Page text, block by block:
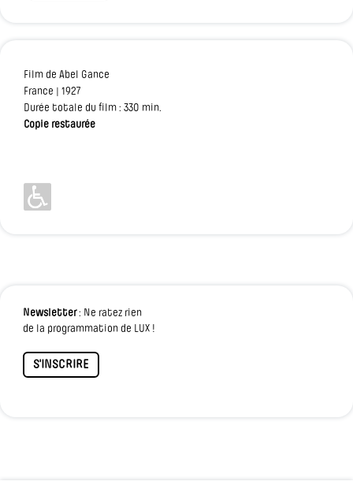
Film de Abel Gance
France | 1927
Durée totale du film : 330 min.
Copie restaurée
Newsletter: Ne ratez rien
de la programmation de LUX !
S'INSCRIRE